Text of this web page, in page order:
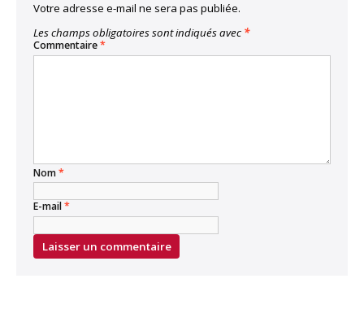
Votre adresse e-mail ne sera pas publiée.
Les champs obligatoires sont indiqués avec *
Commentaire*
Nom*
E-mail*